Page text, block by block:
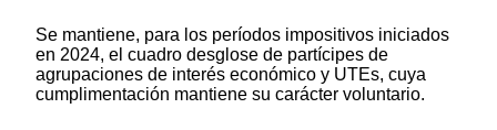
Se mantiene, para los períodos impositivos iniciados
en 2024, el cuadro desglose de partícipes de
agrupaciones de interés económico y UTEs, cuya
cumplimentación mantiene su carácter voluntario.